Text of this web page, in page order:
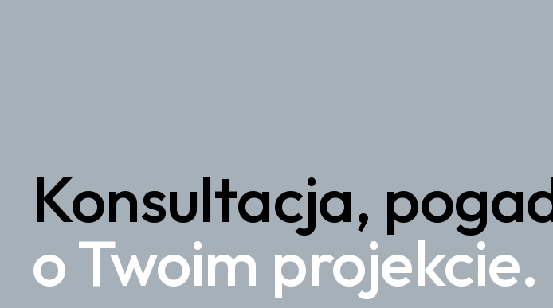
Konsultacja,
o Twoim projekcie.